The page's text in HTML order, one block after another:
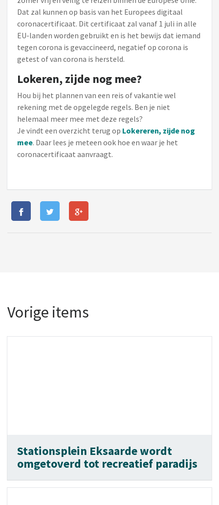
Dat zal kunnen op basis van het Europees digitaal
coronacertificaat. Dit certificaat zal vanaf 1 juli in alle
EU-landen worden gebruikt en is het bewijs dat iemand
tegen corona is gevaccineerd, negatief op corona is
getest of van corona is hersteld.
Lokeren, zijde nog mee?
Hou bij het plannen van een reis of vakantie wel
rekening met de opgelegde regels. Ben je niet
helemaal meer mee met deze regels?
Je vindt een overzicht terug op Lokereren, zijde nog
mee. Daar lees je meteen ook hoe en waar je het
coronacertificaat aanvraagt.
Vorige items
Stationsplein Eksaarde wordt
omgetoverd tot recreatief paradijs